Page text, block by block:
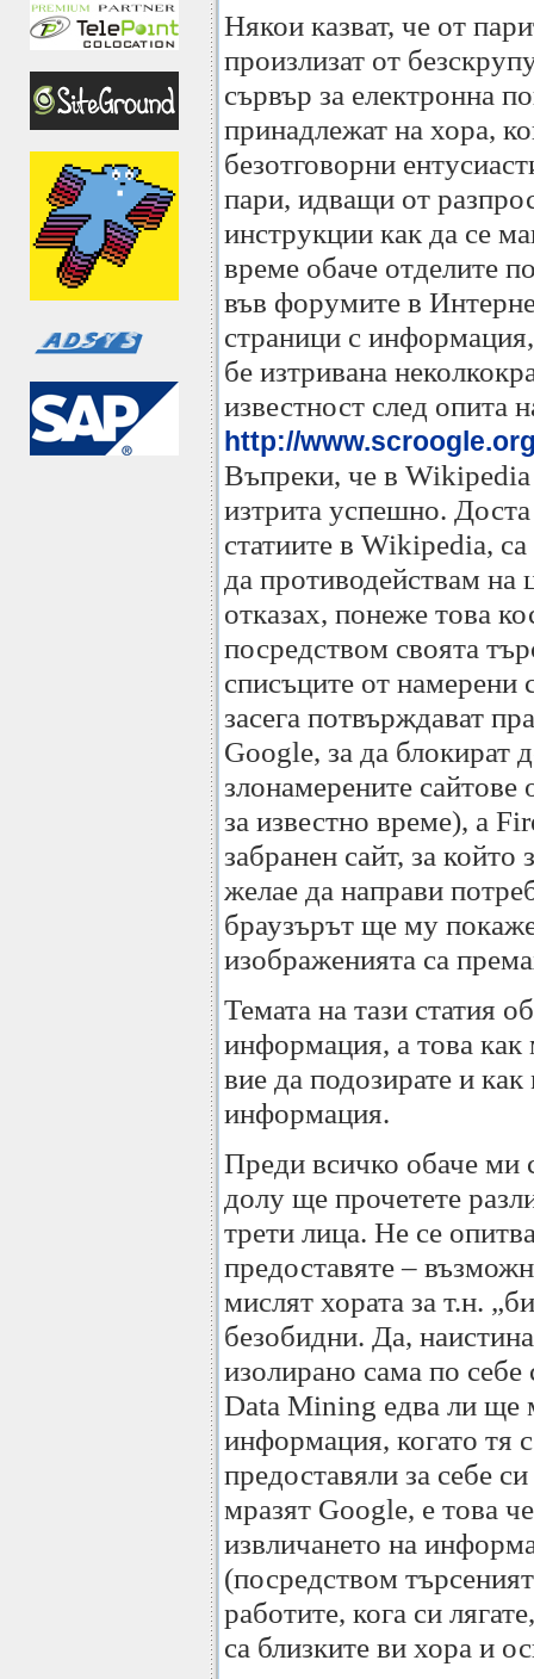
Някои казват, че от
произлизат от
сървър за електронна
принадлежат на хора,
безотговорни
пари, идващи от
инструкции как да се
време обаче отделите
във форумите в
страници с
бе изтривана
известност след опита
http://
Въпреки, че в Wikipedia
изтрита успешно.
статиите в Wikipedia,
да противодействам на
отказах, понеже това
посредством своята
списъците от
засега потвърждават
Google, за да блокират
злонамерените
за известно време), a
забранен сайт, за
желае да направи
браузърът ще му
изображенията са
Темата на тази статия
информация, а това как
вие да подозирате и
информация.
Преди всичко обаче ми
долу ще прочетете
трети лица. Не се
предоставяте –
мислят хората за т.н.
безобидни. Да,
изолирано сама по
Data Mining едва ли ще
информация, когато тя
предоставяли за себе
мразят Google, е това
извличането на
(посредством
работите, кога си
са близките ви хора и